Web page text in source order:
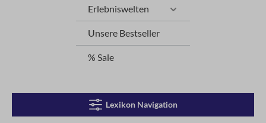
Erlebniswelten
Unsere Bestseller
% Sale
Lexikon Navigation